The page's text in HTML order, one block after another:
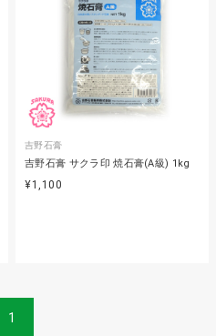
吉野石膏
吉野石膏 サクラ印 焼石膏(A級) 1kg
¥1,100
1